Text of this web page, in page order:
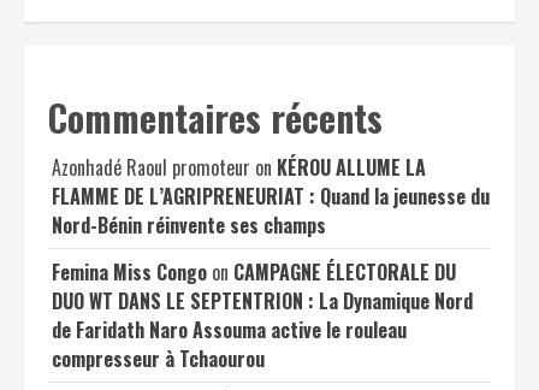
Commentaires récents
Azonhadé Raoul promoteur on KÉROU ALLUME LA
FLAMME DE L’AGRIPRENEURIAT : Quand la jeunesse du
Nord-Bénin réinvente ses champs
Femina Miss Congo on CAMPAGNE ÉLECTORALE DU
DUO WT DANS LE SEPTENTRION : La Dynamique Nord
de Faridath Naro Assouma active le rouleau
compresseur à Tchaourou